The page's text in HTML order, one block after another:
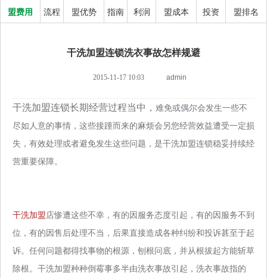
盟费用 流程 盟优势 指南 利润 盟成本 投资 盟排名
干洗加盟连锁洗衣事故怎样规避
2015-11-17 10:03 admin
干洗加盟连锁长期经营过程当中， 难免或偶尔会发生一些不
尽如人意的事情，这些接踵而来的麻烦会另您经营效益遭受一定损
失，有效处理或者避免发生这些问题，是干洗加盟连锁稳妥持续经
营重要保障。
干洗加盟店惨遭这些不幸，有的因服务态度引起，有的因服务不到
位，有的因售后处理不当，后果直接造成各种纠纷和投诉甚至于起
诉。任何问题都得找事物的根源，刨根问底，并从根拔起方能斩草
除根。干洗加盟种种倒霉事多半由洗衣事故引起，洗衣事故指的